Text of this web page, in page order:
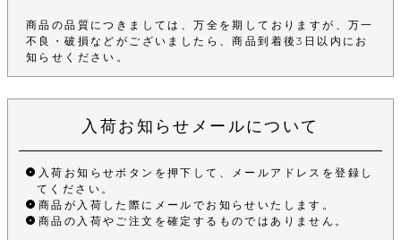
商品の品質につきましては、万全を期しておりますが、万一
不良・破損などがございましたら、商品到着後3日以内にお
知らせください。
入荷お知らせメールについて
入荷お知らせボタンを押下して、メールアドレスを登録し
てください。
商品が入荷した際にメールでお知らせいたします。
商品の入荷やご注文を確定するものではありません。